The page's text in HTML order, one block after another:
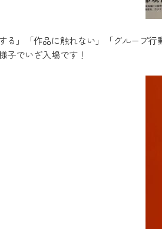
る」「作品に触れない」「グループ
子でいざ入場です！